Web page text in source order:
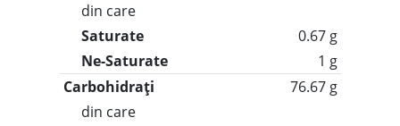
din care
Saturate
0.67 g
Ne-Saturate
1 g
Carbohidrați
76.67 g
din care